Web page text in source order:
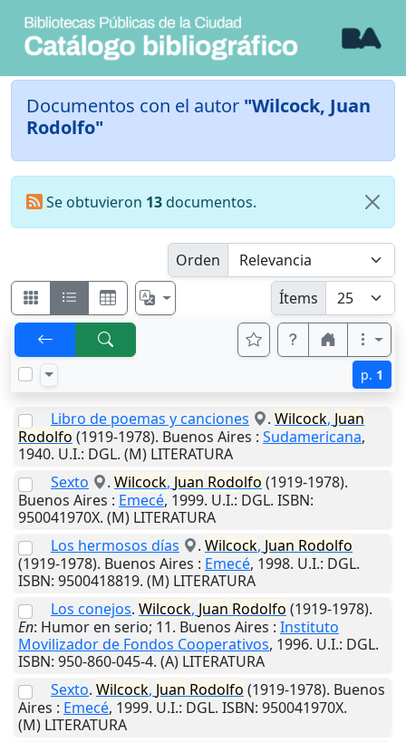
Documentos con el autor "Wilcock, Juan
Rodolfo"
Se obtuvieron 13documentos.
Orden
Ítems
p. 1
Libro de poemas y canciones . Wilcock, Juan
Rodolfo (1919-1978). Buenos Aires : Sudamericana,
1940. U.I.: DGL. (M) LITERATURA
Sexto
. Wilcock, Juan Rodolfo (1919-1978).
Buenos Aires : Emecé, 1999. U.I.: DGL. ISBN:
950041970X. (M) LITERATURA
Los hermosos días
. Wilcock, Juan Rodolfo
(1919-1978). Buenos Aires : Emecé, 1998. U.I.: DGL.
ISBN: 9500418819. (M) LITERATURA
Los conejos. Wilcock, Juan Rodolfo (1919-1978).
En: Humor en serio; 11. Buenos Aires : Instituto
Movilizador de Fondos Cooperativos, 1996. U.I.: DGL.
ISBN: 950-860-045-4. (A) LITERATURA
Sexto. Wilcock, Juan Rodolfo (1919-1978). Buenos
Aires : Emecé, 1999. U.I.: DGL. ISBN: 950041970X.
(M) LITERATURA